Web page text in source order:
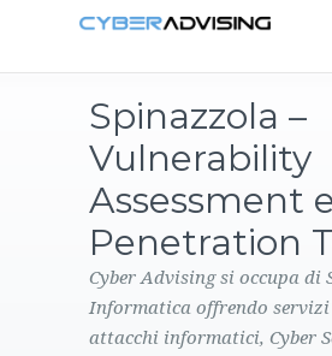
PRODOTTI
CONTATTI
Spinazzola –
Vulnerability
Assessment
Penetration
Cyber Advising si occupa di
Informatica offrendo servizi
attacchi informatici, Cyber